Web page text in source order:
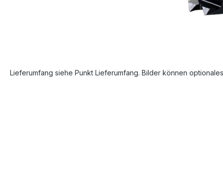
Lieferumfang siehe Punkt Lieferumfang. Bilder können